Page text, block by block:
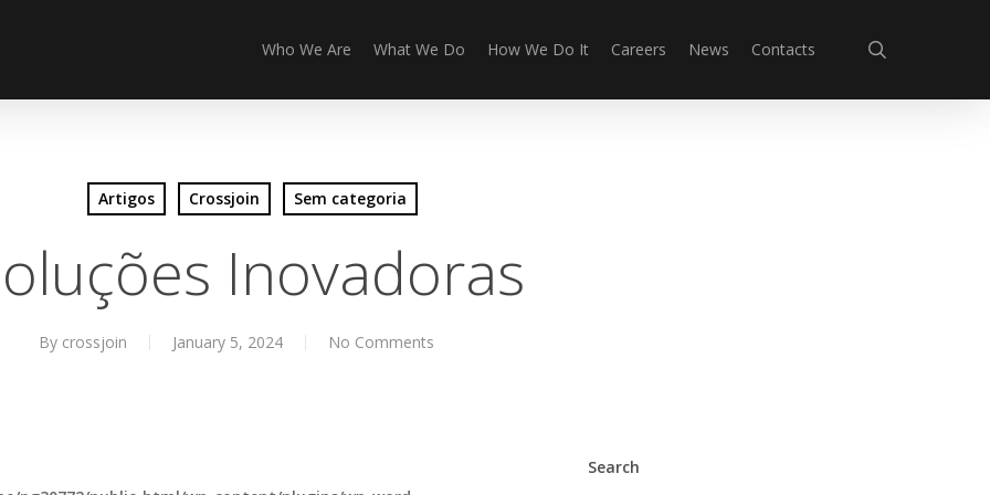
Who We Are What We Do How We Do It Careers News Contacts
Artigos Crossjoin Sem categoria
Inovadoras
By crossjoin January 5, 2024 No Comments
Search